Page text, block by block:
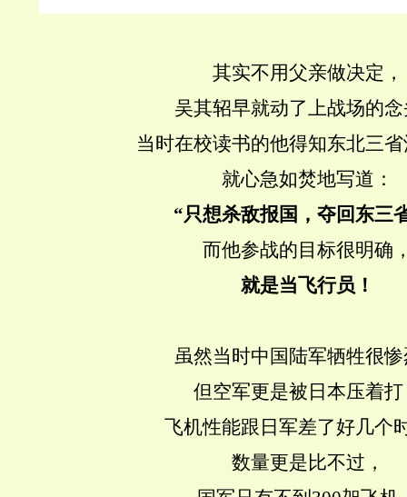
其实不用父亲做决定，
吴其轺早就动了上战场的
当时在校读书的他得知东北三
就心急如焚地写道：
“只想杀敌报国，夺回东三
而他参战的目标很明确
就是当飞行员！
虽然当时中国陆军牺牲很
但空军更是被日本压着打
飞机性能跟日军差了好几个
数量更是比不过，